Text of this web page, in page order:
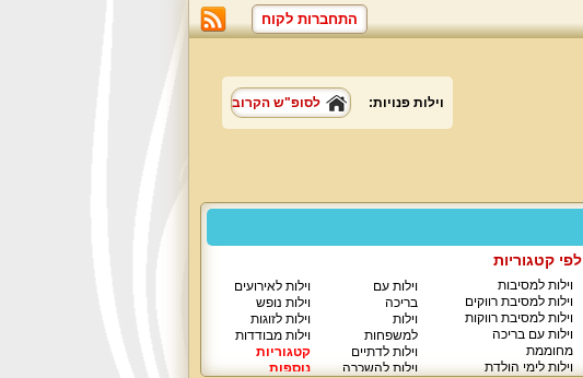
התחברות לקוח
וילות פנויות: לסופ"ש הקרוב
לפי קטגוריות
וילות למסיבות
וילות למסיבת רווקים
וילות למסיבת רווקות
וילות עם בריכה
מחוממת
וילות לימי הולדת
וילות עם
בריכה
וילות
למשפחות
וילות לדתיים
וילות להשכרה
וילות לאירועים
וילות נופש
וילות לזוגות
וילות מבודדות
קטגוריות
נוספות